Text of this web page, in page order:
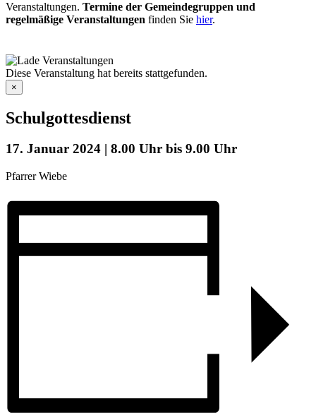
Veranstaltungen. Termine der Gemeindegruppen und
regelmäßige Veranstaltungen finden Sie hier.
Diese Veranstaltung hat bereits stattgefunden.
×
Schulgottesdienst
17. Januar 2024 | 8.00 Uhr bis 9.00 Uhr
Pfarrer Wiebe